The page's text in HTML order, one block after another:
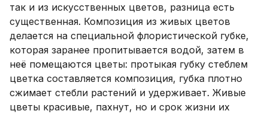
так и из искусственных цветов, разница есть
существенная. Композиция из живых цветов
делается на специальной флористической губке,
которая заранее пропитывается водой, затем в
неё помещаются цветы: протыкая губку стеблем
цветка составляется композиция, губка плотно
сжимает стебли растений и удерживает. Живые
цветы красивые, пахнут, но и срок жизни их